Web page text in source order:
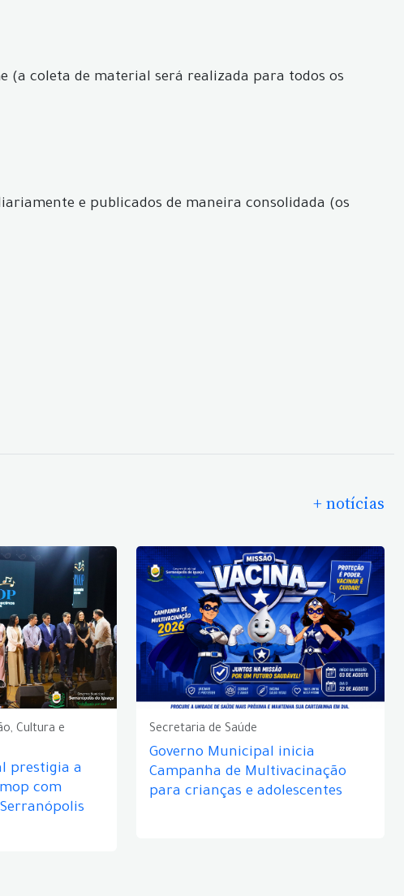
(a coleta de material será realizada para todos os
e publicados de maneira consolidada (os
+ notícias
Cultura e
prestigia a
com
Secretaria de Saúde
Governo Municipal inicia
Campanha de Multivacinação
para crianças e adolescentes